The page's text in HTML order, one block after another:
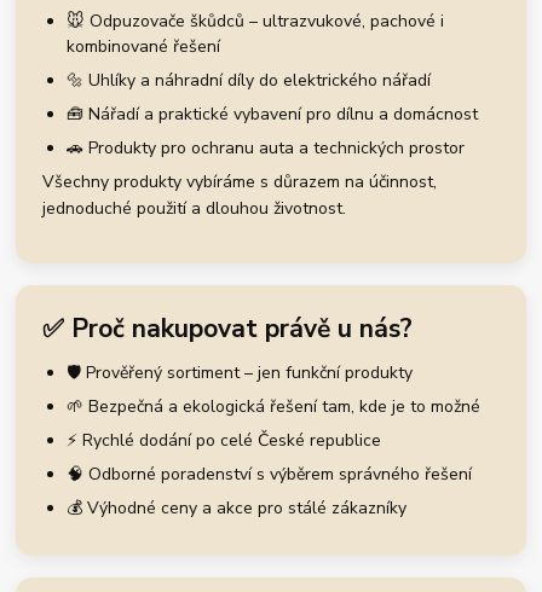
🐭 Odpuzovače škůdců – ultrazvukové, pachové i
kombinované řešení
🔩 Uhlíky a náhradní díly do elektrického nářadí
🧰 Nářadí a praktické vybavení pro dílnu a domácnost
🚗 Produkty pro ochranu auta a technických prostor
Všechny produkty vybíráme s důrazem na účinnost,
jednoduché použití a dlouhou životnost.
✅ Proč nakupovat právě u nás?
🛡️ Prověřený sortiment – jen funkční produkty
🌱 Bezpečná a ekologická řešení tam, kde je to možné
⚡ Rychlé dodání po celé České republice
🧠 Odborné poradenství s výběrem správného řešení
💰 Výhodné ceny a akce pro stálé zákazníky